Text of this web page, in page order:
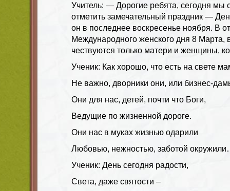
Учитель: — Дорогие ребята, сегодня мы
отметить замечательный праздник —
он в последнее воскресенье ноября. В
Международного женского дня 8 Марта,
чествуются только матери и женщины,
Ученик: Как хорошо, что есть на свете
Не важно, дворники они, или бизнес-
Они для нас, детей, почти что Боги,
Ведущие по жизненной дороге.
Они нас в муках жизнью одарили
Любовью, нежностью, заботой
Ученик: День сегодня радости,
Света, даже святости –